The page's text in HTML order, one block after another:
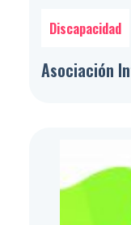
Discapacidad
Asociación